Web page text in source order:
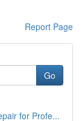
Report Page
Go
for Profe...